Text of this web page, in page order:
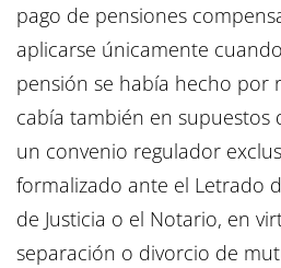
pago de pensiones
aplicarse únicamente
pensión se había hecho por
cabía también en supuestos
un convenio regulador
formalizado ante el Letrado
de Justicia o el Notario, en
separación o divorcio de